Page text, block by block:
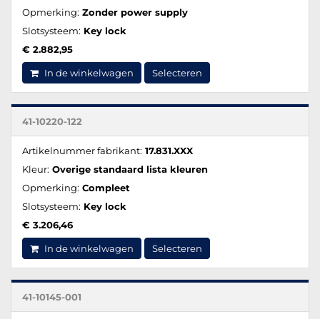
Opmerking: Zonder power supply
Slotsysteem: Key lock
€ 2.882,95
In de winkelwagen Selecteren
41-10220-122
Artikelnummer fabrikant: 17.831.XXX
Kleur: Overige standaard lista kleuren
Opmerking: Compleet
Slotsysteem: Key lock
€ 3.206,46
In de winkelwagen Selecteren
41-10145-001